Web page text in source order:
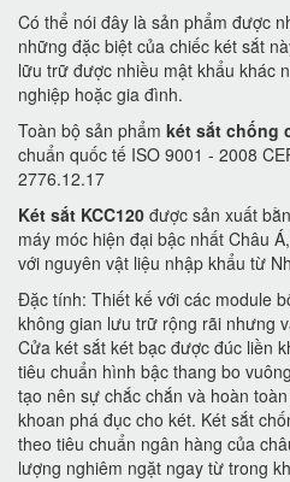
Có thể nói đây là sản phẩm được
những đặc biệt của chiếc két sắt
lữu trữ được nhiều mật khẩu khác
nghiệp hoặc gia đình.
Toàn bộ sản phẩm két sắt chống
chuẩn quốc tế ISO 9001 - 2008
2776.12.17
Két sắt KCC120 được sản xuất
máy móc hiện đại bậc nhất Châu
với nguyên vật liệu nhập khẩu từ
Đặc tính: Thiết kế với các module
không gian lưu trữ rộng rãi nhưng
Cửa két sắt két bạc được đúc liền
tiêu chuẩn hình bậc thang bo
tạo nên sự chắc chắn và hoàn
khoan phá đục cho két. Két sắt
theo tiêu chuẩn ngân hàng của
lượng nghiêm ngặt ngay từ trong